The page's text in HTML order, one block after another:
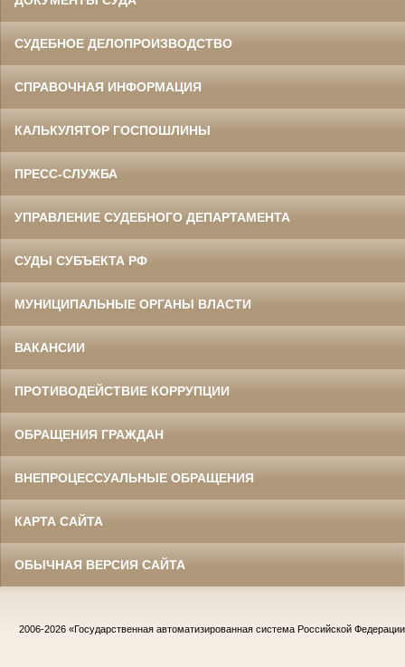
СУДЕБНОЕ ДЕЛОПРОИЗВОДСТВО
СПРАВОЧНАЯ ИНФОРМАЦИЯ
КАЛЬКУЛЯТОР ГОСПОШЛИНЫ
ПРЕСС-СЛУЖБА
УПРАВЛЕНИЕ СУДЕБНОГО ДЕПАРТАМЕНТА
СУДЫ СУБЪЕКТА РФ
МУНИЦИПАЛЬНЫЕ ОРГАНЫ ВЛАСТИ
ВАКАНСИИ
ПРОТИВОДЕЙСТВИЕ КОРРУПЦИИ
ОБРАЩЕНИЯ ГРАЖДАН
ВНЕПРОЦЕССУАЛЬНЫЕ ОБРАЩЕНИЯ
КАРТА САЙТА
ОБЫЧНАЯ ВЕРСИЯ САЙТА
2006-2026 «Государственная автоматизированная система Российской